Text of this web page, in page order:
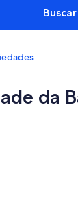
Buscar
da